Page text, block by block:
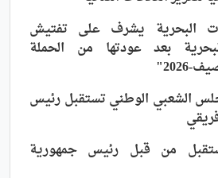
البحرية يشرف على تفتيش
بعد عودتها من الحملة
2026"
الشعبي الوطني تستقبل رئيس
من قبل رئيس جمهورية